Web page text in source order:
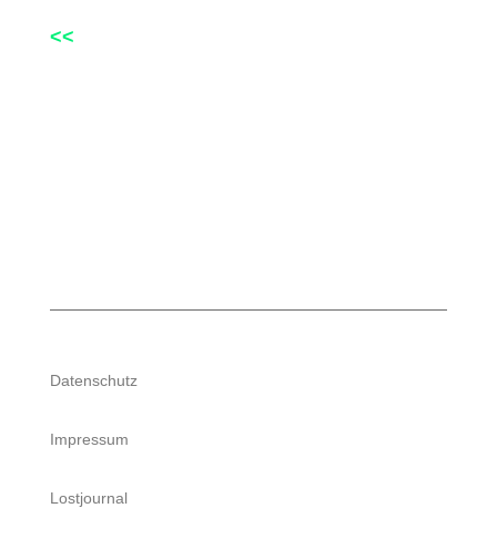
<<
Datenschutz
Impressum
Lostjournal